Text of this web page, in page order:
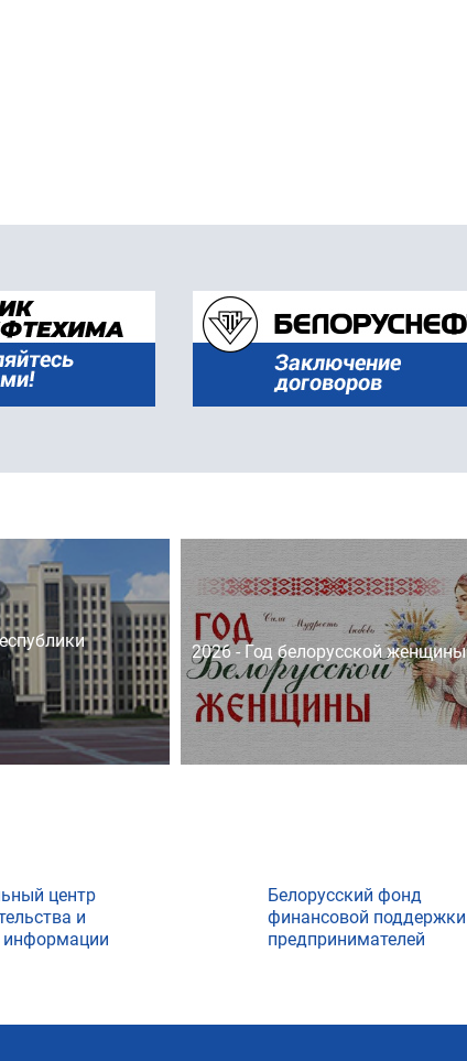
2026 - Год белорусской женщины
центр
и
информации
Белорусский фонд
финансовой поддержки
предпринимателей